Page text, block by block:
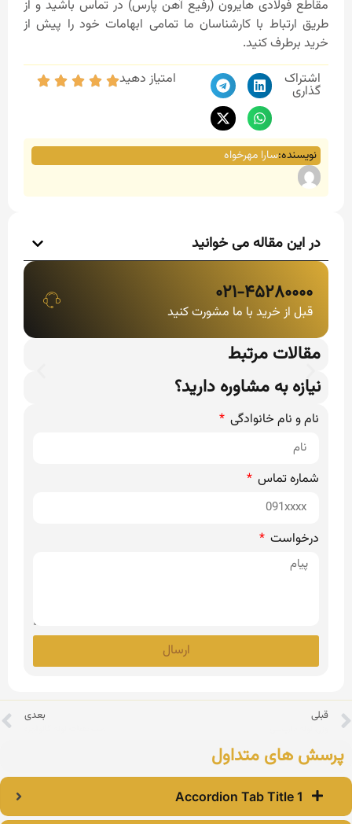
مقاطع فولادی هایرون (رفیع آهن پارس) در تماس باشید و از
طریق ارتباط با کارشناسان ما تمامی ابهامات خود را پیش از
خرید برطرف کنید.
اشتراک
گذاری
امتیاز دهید
نویسنده:سارا مهرخواه
در این مقاله می خوانید
۰۲۱-۴۵۲۸۰۰۰۰
قبل از خرید با ما مشورت کنید
مقالات مرتبط
نیازه به مشاوره دارید؟
نام و نام خانوادگی
شماره تماس
درخواست
ارسال
قبلی بعدی
های متداول
Accordion Tab Title 1